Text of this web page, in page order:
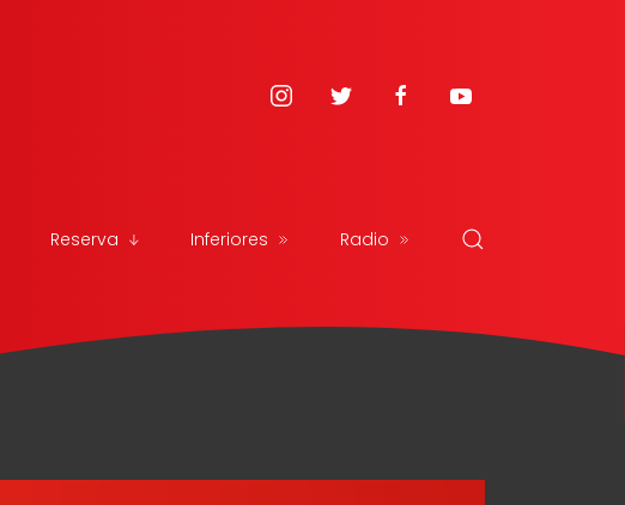
Reserva Inferiores Radio